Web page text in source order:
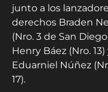
junto a los
derechos Braden
(Nro. 3 de San
Henry Báez (Nro. 13)
Eduarniel Núñez
17).